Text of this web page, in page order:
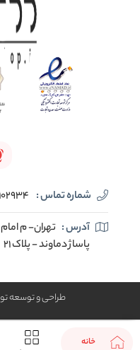
شماره تماس :
آدرس : تهران- م
پاساژ دماوند - پلاک 21
طراحی و توسعه
خانه